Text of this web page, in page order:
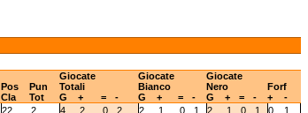
Pos Pun
Giocate
Totali
Giocate
Bianco
Giocate
Nero
Forf
Cla Tot G + = - G + = - G + = - +
-
22 2 4 2 0 2 2 1 0 1 2 1 0 1 0 1